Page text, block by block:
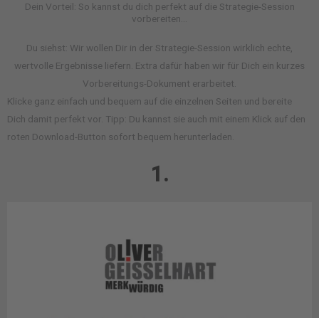
Dein Vorteil: So kannst du dich perfekt auf die Strategie-Session
vorbereiten…
Du siehst: Wir wollen Dir in der Strategie-Session wirklich echte,
wertvolle Ergebnisse liefern. Extra dafür haben wir für Dich ein kurzes
Vorbereitungs-Dokument erarbeitet.
Klicke ganz einfach und bequem auf die einzelnen Seiten und bereite
Dich damit perfekt vor. Tipp: Du kannst sie auch mit einem Klick auf den
roten Download-Button sofort bequem herunterladen.
1.